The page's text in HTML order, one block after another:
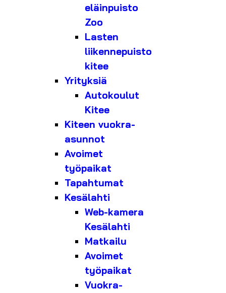
eläinpuisto
Zoo
Lasten
liikennepuisto
kitee
Yrityksiä
Autokoulut
Kitee
Kiteen vuokra-
asunnot
Avoimet
työpaikat
Tapahtumat
Kesälahti
Web-kamera
Kesälahti
Matkailu
Avoimet
työpaikat
Vuokra-